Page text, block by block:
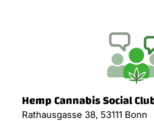
Hemp Cannabis Social
Rathausgasse 38, 53111 Bonn